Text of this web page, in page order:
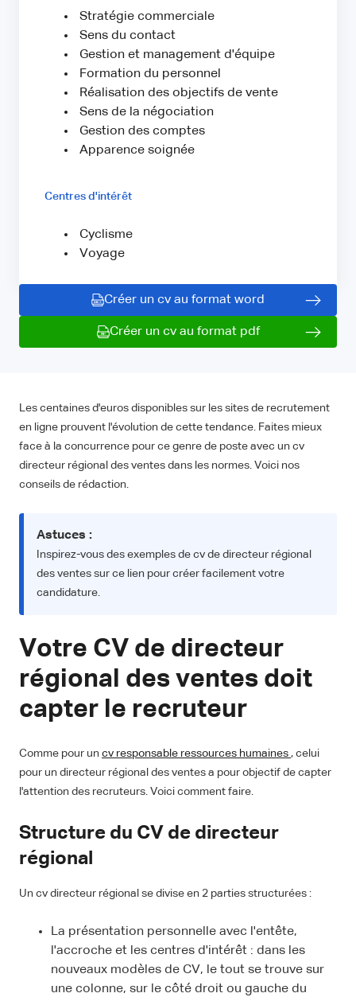
Stratégie commerciale
Sens du contact
Gestion et management d'équipe
Formation du personnel
Réalisation des objectifs de vente
Sens de la négociation
Gestion des comptes
Apparence soignée
Centres d'intérêt
Cyclisme
Voyage
Créer un cv au format word
Créer un cv au format pdf
Les centaines d'euros disponibles sur les sites de recrutement
en ligne prouvent l'évolution de cette tendance. Faites mieux
face à la concurrence pour ce genre de poste avec un cv
directeur régional des ventes dans les normes. Voici nos
conseils de rédaction.
Astuces :
Inspirez-vous des exemples de cv de directeur régional
des ventes sur ce lien pour créer facilement votre
candidature.
Votre CV de directeur
régional des ventes doit
capter le recruteur
Comme pour un cv responsable ressources humaines , celui
pour un directeur régional des ventes a pour objectif de capter
l'attention des recruteurs. Voici comment faire.
Structure du CV de directeur
régional
Un cv directeur régional se divise en 2 parties structurées :
La présentation personnelle avec l'entête,
l'accroche et les centres d'intérêt : dans les
nouveaux modèles de CV, le tout se trouve sur
une colonne, sur le côté droit ou gauche du